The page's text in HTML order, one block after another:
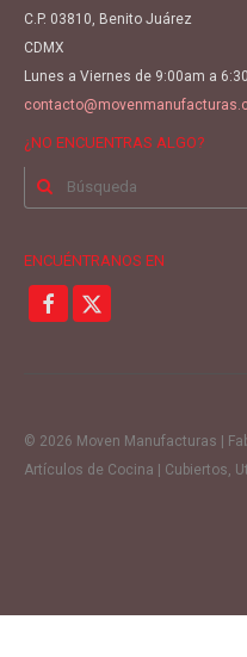
C.P. 03810, Benito Juárez
CDMX
Lunes a Viernes de 9:00am a
¿NO ENCUENTRAS ALGO?
Buscar
ENCUÉNTRANOS EN
© 2026 Moven Manufacturas |
Artículos de Cocina | Cubiertos,